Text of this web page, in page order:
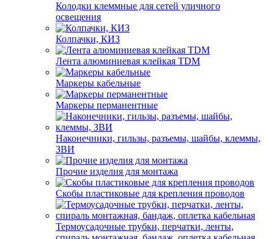
Колодки клеммные для сетей уличного
освещения
Колпачки, КИЗ
Лента алюминиевая клейкая TDM
Маркеры кабельные
Маркеры перманентные
Наконечники, гильзы, разъемы, шайбы, клеммы,
ЗВИ
Прочие изделия для монтажа
Скобы пластиковые для крепления проводов
Термоусадочные трубки, перчатки, ленты,